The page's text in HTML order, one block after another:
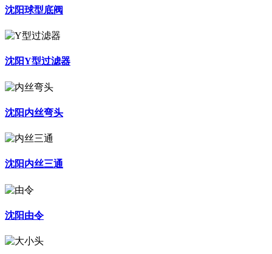
沈阳球型底阀
沈阳Y型过滤器
沈阳内丝弯头
沈阳内丝三通
沈阳由令